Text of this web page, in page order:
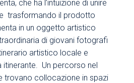
che ha l’intuizione di unire
trasformando il prodotto
in un oggetto artistico
di giovani fotografi
artistico locale e
itinerante. Un percorso nel
trovano collocazione in spazi